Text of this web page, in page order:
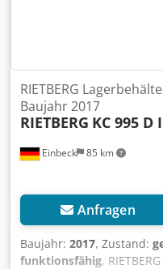
Einbeck 85 km
RIETBERG
Baujahr 2017
RIETBERG KC 995 D
Anfragen
Baujahr: 2017, Zustand:
funktionsfähig,